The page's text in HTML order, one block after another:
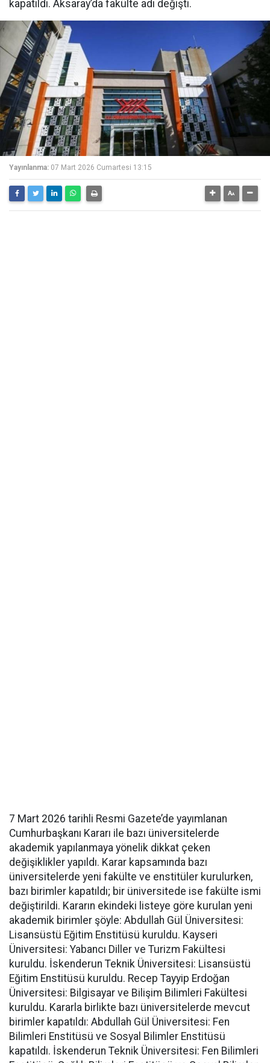
kapatıldı. Aksaray’da fakülte adı değişti.
Yayınlanma: 07 Mart 2026 Cumartesi 13:15
7 Mart 2026 tarihli Resmi Gazete’de yayımlanan
Cumhurbaşkanı Kararı ile bazı üniversitelerde
akademik yapılanmaya yönelik dikkat çeken
değişiklikler yapıldı. Karar kapsamında bazı
üniversitelerde yeni fakülte ve enstitüler kurulurken,
bazı birimler kapatıldı; bir üniversitede ise fakülte ismi
değiştirildi. Kararın ekindeki listeye göre kurulan yeni
akademik birimler şöyle: Abdullah Gül Üniversitesi:
Lisansüstü Eğitim Enstitüsü kuruldu. Kayseri
Üniversitesi: Yabancı Diller ve Turizm Fakültesi
kuruldu. İskenderun Teknik Üniversitesi: Lisansüstü
Eğitim Enstitüsü kuruldu. Recep Tayyip Erdoğan
Üniversitesi: Bilgisayar ve Bilişim Bilimleri Fakültesi
kuruldu. Kararla birlikte bazı üniversitelerde mevcut
birimler kapatıldı: Abdullah Gül Üniversitesi: Fen
Bilimleri Enstitüsü ve Sosyal Bilimler Enstitüsü
kapatıldı. İskenderun Teknik Üniversitesi: Fen Bilimleri